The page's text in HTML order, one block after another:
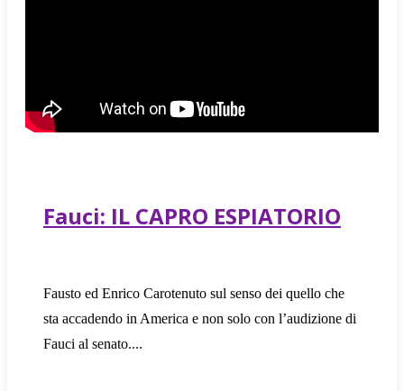
Fauci: IL CAPRO ESPIATORIO
Fausto ed Enrico Carotenuto sul senso dei quello che
sta accadendo in America e non solo con l’audizione di
Fauci al senato.